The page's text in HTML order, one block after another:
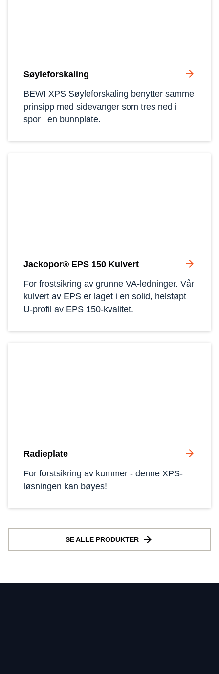
Søyleforskaling arrow_forward
BEWI XPS Søyleforskaling benytter samme
prinsipp med sidevanger som tres ned i
spor i en bunnplate.
Jackopor® EPS 150 Kulvert arrow_forward
For frostsikring av grunne VA-ledninger. Vår
kulvert av EPS er laget i en solid, helstøpt
U-profil av EPS 150-kvalitet.
Radieplate arrow_forward
For forstsikring av kummer - denne XPS-
løsningen kan bøyes!
SE ALLE PRODUKTER